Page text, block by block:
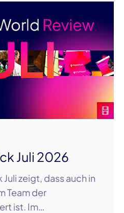
Juli 2026
zeigt, dass auch in
Team der
ist. Im…